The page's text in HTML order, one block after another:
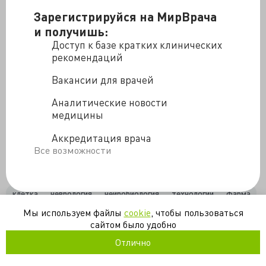
Зарегистрируйся на МирВрача
и получишь:
Доступ к базе кратких клинических
рекомендаций
Вакансии для врачей
Аналитические новости
медицины
Аккредитация врача
Все возможности
Источник —http://postnauka.ru/video/49858
состоит сложность изучения моторных нейронов?
Какие возможности открываются перед
технологиям? Как репрограммирование клеток
и другие вопросы отвечает доктор биологических
наук Сергей Киселев.
ПостНаука
клетка неврология нейробиология технологии фарма
Мы используем файлы cookie , чтобы пользоваться
сайтом было удобно
Отлично
/